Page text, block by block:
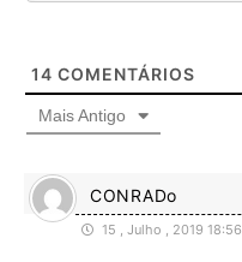
14 COMENTÁRIOS
Mais Antigo
CONRADo
15 , Julho , 2019 18:56